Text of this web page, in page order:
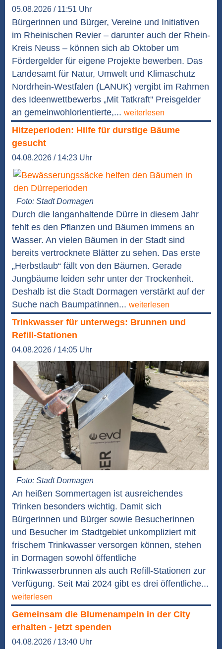
05.08.2026 / 11:51 Uhr
Bürgerinnen und Bürger, Vereine und Initiativen
im Rheinischen Revier – darunter auch der Rhein-
Kreis Neuss – können sich ab Oktober um
Fördergelder für eigene Projekte bewerben. Das
Landesamt für Natur, Umwelt und Klimaschutz
Nordrhein-Westfalen (LANUK) vergibt im Rahmen
des Ideenwettbewerbs „Mit Tatkraft" Preisgelder
an gemeinwohlorientierte,... weiterlesen
Hitzeperioden: Hilfe für durstige Bäume
gesucht
04.08.2026 / 14:23 Uhr
Foto: Stadt Dormagen
Durch die langanhaltende Dürre in diesem Jahr
fehlt es den Pflanzen und Bäumen immens an
Wasser. An vielen Bäumen in der Stadt sind
bereits vertrocknete Blätter zu sehen. Das erste
„Herbstlaub“ fällt von den Bäumen. Gerade
Jungbäume leiden sehr unter der Trockenheit.
Deshalb ist die Stadt Dormagen verstärkt auf der
Suche nach Baumpatinnen... weiterlesen
Trinkwasser für unterwegs: Brunnen und
Refill-Stationen
04.08.2026 / 14:05 Uhr
Foto: Stadt Dormagen
An heißen Sommertagen ist ausreichendes
Trinken besonders wichtig. Damit sich
Bürgerinnen und Bürger sowie Besucherinnen
und Besucher im Stadtgebiet unkompliziert mit
frischem Trinkwasser versorgen können, stehen
in Dormagen sowohl öffentliche
Trinkwasserbrunnen als auch Refill-Stationen zur
Verfügung. Seit Mai 2024 gibt es drei öffentliche...
weiterlesen
Gemeinsam die Blumenampeln in der City
erhalten - jetzt spenden
04.08.2026 / 13:40 Uhr